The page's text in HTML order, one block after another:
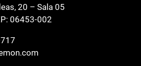
20 – Sala 05
06453-002